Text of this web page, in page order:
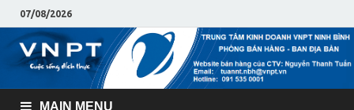
07/08/2026
MAIN MENU